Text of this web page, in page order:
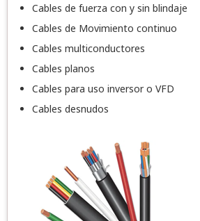
Cables de fuerza con y sin blindaje
Cables de Movimiento continuo
Cables multiconductores
Cables planos
Cables para uso inversor o VFD
Cables desnudos